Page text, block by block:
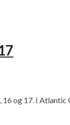
og 17. I